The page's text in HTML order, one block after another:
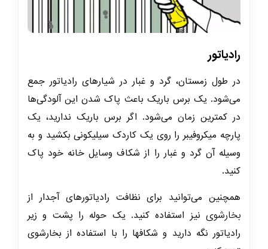
رادیاتور
در طول زمستان، گرد و غبار در شیارهای رادیاتور جمع
می‌شود. یک برس باریک باعث پاک شدن این آلودگی‌ها
در کمترین زمان می‌شود. اگر برس باریک ندارید، یک
پارچه میکروفیبر را روی یک کاردک سیلیکونی بکشید و به
وسیله آن گرد و غبار را از شکاف‌ وسایل خانه خود پاک
کنید.
همچنین می‌توانید برای نظافت رادیاتورهای آجدار از
بخارشوی نیز استفاده کنید. یک حوله را پشت و زیر
رادیاتور نگه دارید و شکافها را با استفاده از بخارشوی